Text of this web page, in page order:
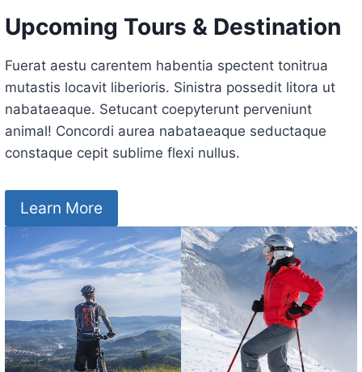
Upcoming Tours & Destination
Fuerat aestu carentem habentia spectent tonitrua
mutastis locavit liberioris. Sinistra possedit litora ut
nabataeaque. Setucant coepyterunt perveniunt
animal! Concordi aurea nabataeaque seductaque
constaque cepit sublime flexi nullus.
Learn More